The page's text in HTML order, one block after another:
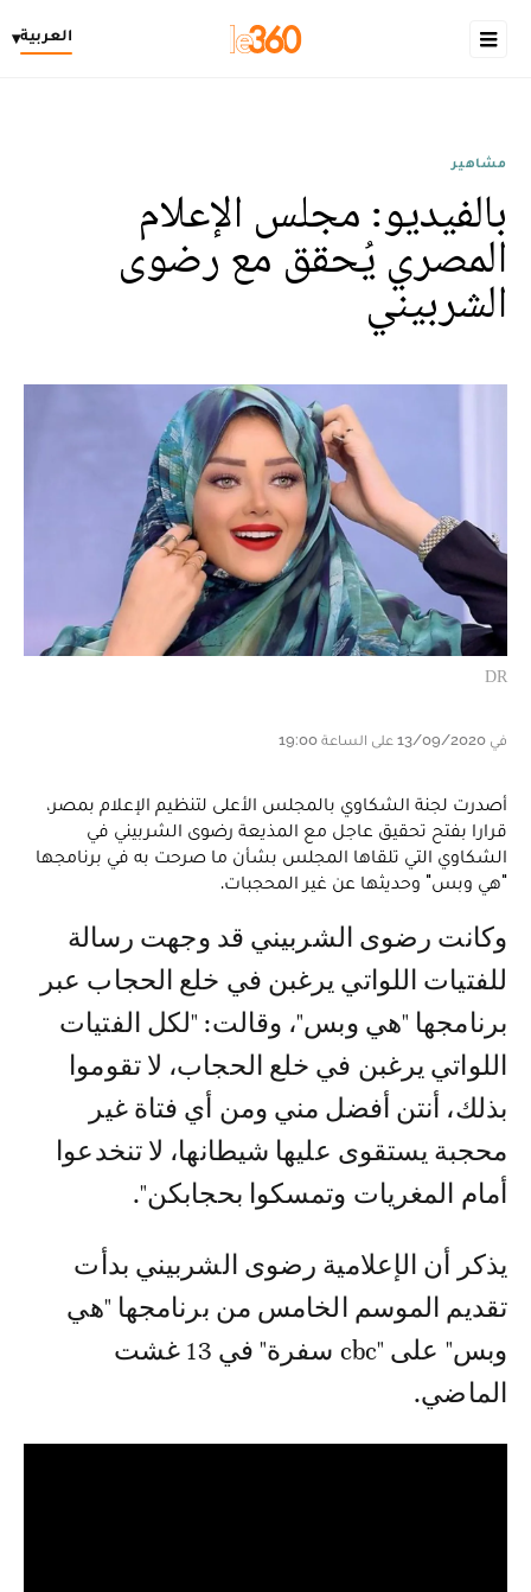
العربية▾
مشاهير
بالفيديو: مجلس الإعلام
المصري يُحقق مع رضوى
الشربيني
DR
في 13/09/2020 على الساعة 19:00
أصدرت لجنة الشكاوي بالمجلس الأعلى لتنظيم الإعلام بمصر،
قرارا بفتح تحقيق عاجل مع المذيعة رضوى الشربيني في
الشكاوي التي تلقاها المجلس بشأن ما صرحت به في برنامجها
"هي وبس" وحديثها عن غير المحجبات.
وكانت رضوى الشربيني قد وجهت رسالة
للفتيات اللواتي يرغبن في خلع الحجاب عبر
برنامجها "هي وبس"، وقالت: "لكل الفتيات
اللواتي يرغبن في خلع الحجاب، لا تقوموا
بذلك، أنتن أفضل مني ومن أي فتاة غير
محجبة يستقوى عليها شيطانها، لا تنخدعوا
أمام المغريات وتمسكوا بحجابكن".
يذكر أن الإعلامية رضوى الشربيني بدأت
تقديم الموسم الخامس من برنامجها "هي
وبس" على "cbc سفرة" في 13 غشت
الماضي.